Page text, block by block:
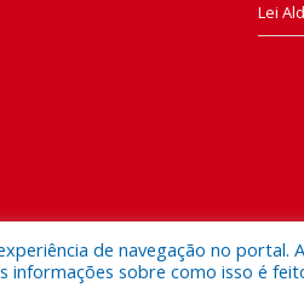
Lei
a Prefeitura Municipal de Vigia de
de navegação no
sobre como isso é